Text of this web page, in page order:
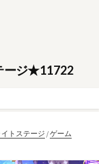
ージ★11722
トステージ /ゲーム